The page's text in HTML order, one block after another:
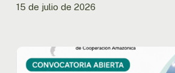
15 de julio de 2026
Ecuador:
OTCA